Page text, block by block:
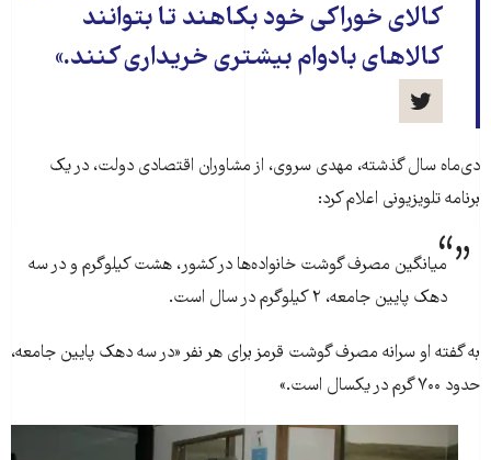
کالای خوراکی خود بکاهند تا بتوانند
کالا‌های بادوام بیشتری خریداری کنند.»
دی‌ماه سال گذشته، مهدی سروی، از مشاوران اقتصادی دولت، در یک
برنامه تلویزیونی اعلام کرد:
میانگین مصرف گوشت خانواده‌ها در کشور، هشت کیلوگرم و در سه
دهک پایین جامعه، ۲ کیلوگرم در سال است.
به گفته او سرانه مصرف گوشت قرمز برای هر نفر «در سه دهک پایین جامعه،
حدود ۷۰۰ گرم در یکسال است.»